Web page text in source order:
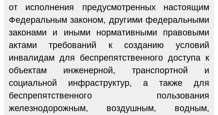
от исполнения предусмотренных настоящим
Федеральным законом, другими федеральными
законами и иными нормативными правовыми
актами требований к созданию условий
инвалидам для беспрепятственного доступа к
объектам инженерной, транспортной и
социальной инфраструктур, а также для
беспрепятственного пользования
железнодорожным, воздушным, водным,